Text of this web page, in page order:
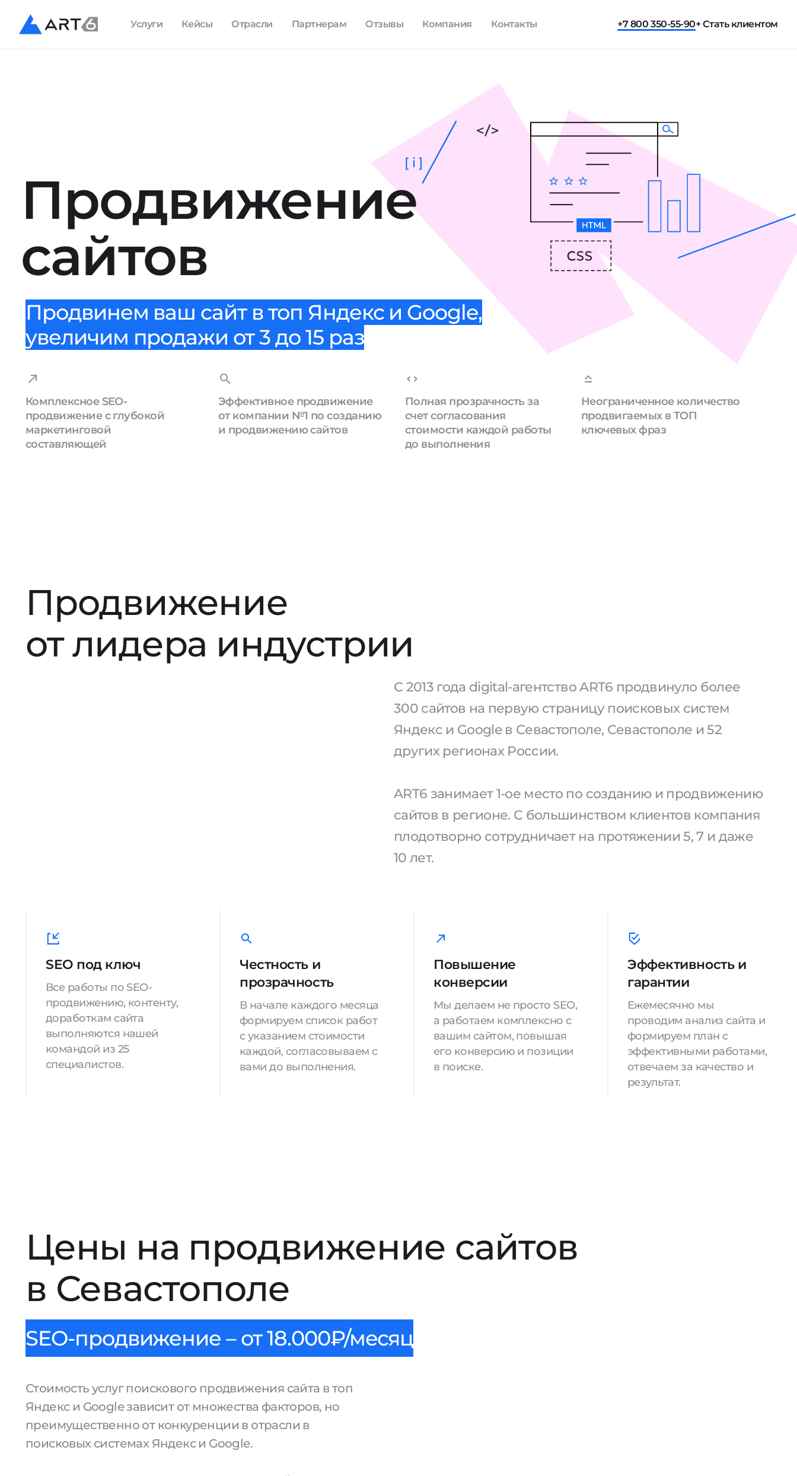
Услуги Кейсы Отрасли Партнерам Отзывы Компания Контакты +7 800 350-55-90+ Стать клиентом
Продвижение
сайтов
[ i ]
Продвинем ваш сайт в топ Яндекс и Google,
увеличим продажи от 3 до 15 раз
Комплексное SEO-
продвижение с глубокой
маркетинговой
составляющей
Эффективное продвижение
от компании №1 по созданию
и продвижению сайтов
Полная прозрачность за
счет согласования
стоимости каждой работы
до выполнения
Неограниченное количество
продвигаемых в ТОП
ключевых фраз
Продвижение
от лидера индустрии
С 2013 года digital-агентство ART6 продвинуло более
300 сайтов на первую страницу поисковых систем
Яндекс и Google в Севастополе, Севастополе и 52
других регионах России.
ART6 занимает 1-ое место по созданию и продвижению
сайтов в регионе. С большинством клиентов компания
плодотворно сотрудничает на протяжении 5, 7 и даже
10 лет.
SEO под ключ
Все работы по SEO-
продвижению, контенту,
доработкам сайта
выполняются нашей
командой из 25
специалистов.
Честность и
прозрачность
В начале каждого месяца
формируем список работ
с указанием стоимости
каждой, согласовываем с
вами до выполнения.
Повышение
конверсии
Мы делаем не просто SEO,
а работаем комплексно с
вашим сайтом, повышая
его конверсию и позиции
в поиске.
Эффективность и
гарантии
Ежемесячно мы
проводим анализ сайта и
формируем план с
эффективными работами,
отвечаем за качество и
результат.
Цены на продвижение сайтов
в Севастополе
SEO-продвижение – от 18.000₽/месяц
Стоимость услуг поискового продвижения сайта в топ
Яндекс и Google зависит от множества факторов, но
преимущественно от конкуренции в отрасли в
поисковых системах Яндекс и Google.